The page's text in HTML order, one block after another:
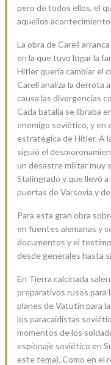
pero de todos ellos, el
aquellos
La obra de Carell
en la que tuvo lugar la
Hitler quería cambiar el
Carell analiza la derrota
causa las divergencias
Cada batalla se libraba
enemigo soviético, y en
estratégica de Hitler. A
siguió el
un desastre militar muy
Stalingrado y que llevó
puertas de Varsovia y
Para esta gran obra
en fuentes alemanas y
documentos y el
desde generales hasta
En Tierra calcinada
preparativos rusos para
planes de Vatutin para
los paracaidistas
momentos de los
espionaje soviético en
este tema). Como en el